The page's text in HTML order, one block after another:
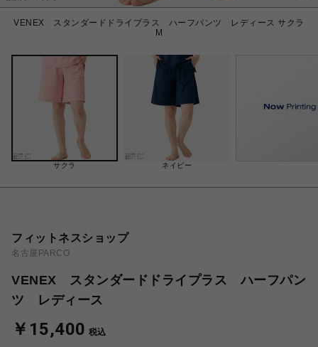
VENEX スタンダードドライプラス ハーフパンツ レディース サクラ
M
サクラ ネイビー
フィットネスショップ
名古屋PARCO
VENEX スタンダードドライプラス ハーフパン
ツ レディース
￥15,400 税込